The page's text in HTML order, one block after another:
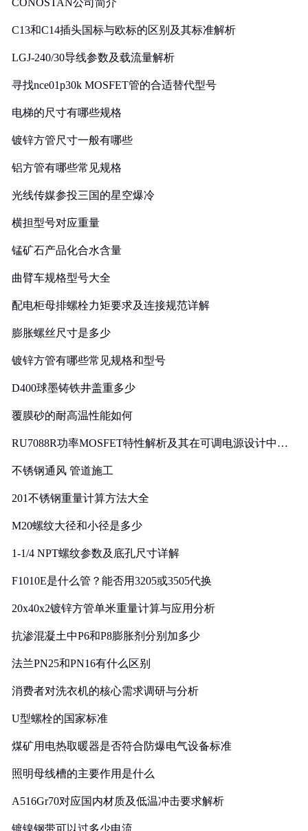
CONOSTAN公司简介
C13和C14插头国标与欧标的区别及其标准解析
LGJ-240/30导线参数及载流量解析
寻找nce01p30k MOSFET管的合适替代型号
电梯的尺寸有哪些规格
镀锌方管尺寸一般有哪些
铝方管有哪些常见规格
光线传媒参投三国的星空爆冷
横担型号对应重量
锰矿石产品化合水含量
曲臂车规格型号大全
配电柜母排螺栓力矩要求及连接规范详解
膨胀螺丝尺寸是多少
镀锌方管有哪些常见规格和型号
D400球墨铸铁井盖重多少
覆膜砂的耐高温性能如何
RU7088R功率MOSFET特性解析及其在可调电源设计中的
不锈钢通风 管道施工
201不锈钢重量计算方法大全
M20螺纹大径和小径是多少
1-1/4 NPT螺纹参数及底孔尺寸详解
F1010E是什么管？能否用3205或3505代换
20x40x2镀锌方管单米重量计算与应用分析
抗渗混凝土中P6和P8膨胀剂分别加多少
法兰PN25和PN16有什么区别
消费者对洗衣机的核心需求调研与分析
U型螺栓的国家标准
煤矿用电热取暖器是否符合防爆电气设备标准
照明母线槽的主要作用是什么
A516Gr70对应国内材质及低温冲击要求解析
镀镍钢带可以过多少电流